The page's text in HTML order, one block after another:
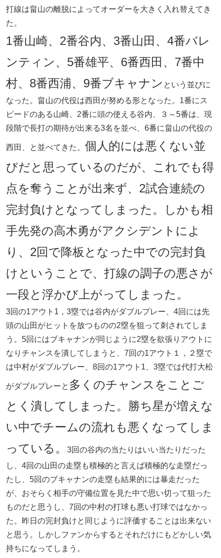
打線は畠山の離脱によってオーダーを大きく入れ替えてき
た。
1番山崎、2番谷内、3番山田、4番バレ
ンティン、5番雄平、6番西田、7番中
村、8番西浦、9番ブキャナン という並びに
なった。畠山の代役は西田が努める形となった。1番にス
ピードのある山崎、2番に頭の使える谷内、３～5番は、現
段階で長打の期待が出来る3名を並べ、6番に畠山の代役の
西田、と並べてきた。 個人的には悪くない並
びだと思っているのだが、これでも得
点を奪うことが出来ず、2試合連続の
完封負けとなってしまった。しかも相
手先発の高木勇がアクシデントによ
り、2回で降板となった中での完封負
けということで、打線の調子の悪さが
一段と浮かび上がってしまった。
3回の1アウト1，3塁では谷内がダブルプレー、4回には先
頭の山田がヒットを放つものの2塁を狙って刺されてしま
う。5回にはブキャナンが同じように2塁を欲張りアウトに
なりチャンスを潰してしまうと、7回の1アウト１，２塁で
は中村がダブルプレー、8回の1アウト1、3塁では代打大松
がダブルプレーと 多くのチャンスをことご
とく潰してしまった。勝ち星が増えな
い中でチームの流れも悪くなってしま
っている。
3回の谷内の当たりはいい当たりだった
し、4回の山田の走塁も積極的と言えば積極的な走塁だっ
たし、5回のブキャナンの走塁も結果的には暴走だった
が、おそらく相手の守備位置を見た中で思い切って狙った
ものだと思うし、7回の中村の打球も悪い打球ではなかっ
た。昨日の完封負けと同じように評価することは出来ない
と思う。しかしファンからするとそれだけにもどかしい気
持ちになってしまう。